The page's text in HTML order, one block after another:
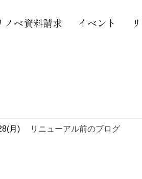
ノベ資料請求 イベント
月) リニューアル前のブログ